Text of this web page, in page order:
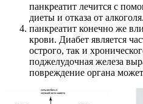
панкреатит лечится с
диеты и отказа от алкоголя.
панкреатит конечно же
крови. Диабет является
острого, так и
поджелудочная железа
повреждение органа